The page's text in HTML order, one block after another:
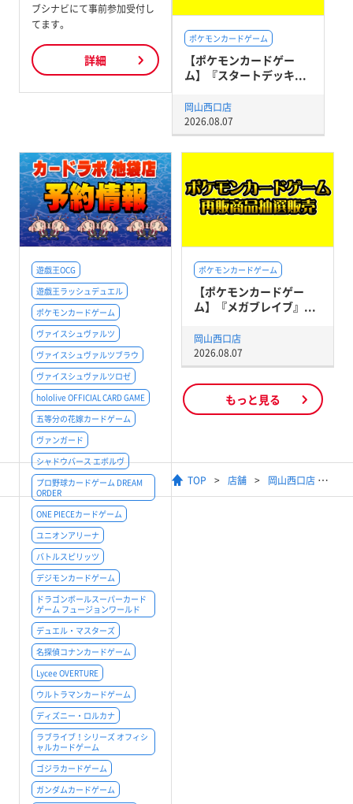
ブシナビにて事前参加受付し
てます。
詳細
ポケモンカードゲーム
【ポケモンカードゲー
ム】『スタートデッキ...
岡山西口店
2026.08.07
ポケモンカードゲーム
【ポケモンカードゲー
ム】『メガブレイブ』...
岡山西口店
2026.08.07
遊戯王OCG
遊戯王ラッシュデュエル
ポケモンカードゲーム
ヴァイスシュヴァルツ
ヴァイスシュヴァルツブラウ
ヴァイスシュヴァルツロゼ
hololive OFFICIAL CARD GAME
五等分の花嫁カードゲーム
ヴァンガード
シャドウバース エボルヴ
プロ野球カードゲーム DREAM
ORDER
ONE PIECEカードゲーム
ユニオンアリーナ
バトルスピリッツ
デジモンカードゲーム
ドラゴンボールスーパーカード
ゲーム フュージョンワールド
デュエル・マスターズ
名探偵コナンカードゲーム
Lycee OVERTURE
ウルトラマンカードゲーム
ディズニー・ロルカナ
ラブライブ！シリーズ オフィシ
ャルカードゲーム
ゴジラカードゲーム
ガンダムカードゲーム
もっと見る
TOP 店舗 岡山西口店